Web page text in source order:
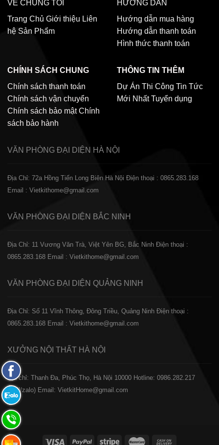
VỀ CHÚNG TÔI
Trang Chủ Giới thiệu Liên
hệ Sản Phẩm
HƯỚNG DẪN
Hướng dẫn mua hàng
Hướng dẫn thanh toán
Hình thức thanh toán
CHÍNH SÁCH CHUNG
Chính sách thanh toán
Chính sách vận chuyển
Chính sách bảo mật Chính
sách bảo hành
THÔNG TIN THÊM
Dự Án Thi Công Tin Tức
Mới Nhất Tuyển dụng
VĂN PHÒNG ĐẠI DIỆN HÀ NỘI
Địa Chỉ: 72a Hồng Tiến Long Biên Hà Nội Điện thoại : 0865.283.168
Email : Vietkithome@gmail.com
VĂN PHÒNG ĐẠI DIỆN BẮC NINH
Địa Chỉ: 11 Vương Văn Trà, Việt Yên BG, Bắc Ninh Điện thoại :
0865.283.168 Email : Vietkithome@gmail.com
VĂN PHÒNG ĐẠI DIỆN QUẢNG NINH
Địa Chỉ: Số 11 Vĩnh Thông, Đông Triều, Quảng Ninh Điện thoại :
0865.283.168 Email : Vietkithome@gmail.com
XƯỞNG NỘI THẤT HÀ NỘI
️Địa chỉ: Thanh Đa, Phúc Thọ, Hà Nội 10000 Hotline: 0986.282.217
(Call/zalo) Email: VietkitHome@gmail.com
Fanpage
Facebook
Zalo:
0865.283.168
Hotline:
0865.283.168